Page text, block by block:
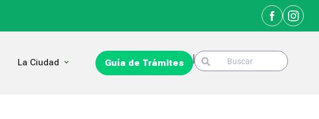
La Ciudad Open La CiudadGuía de Trámites Search
Search